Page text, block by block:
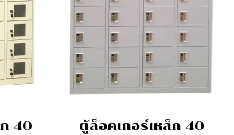
40
ตู้ล็อคเกอร์เหล็ก 40